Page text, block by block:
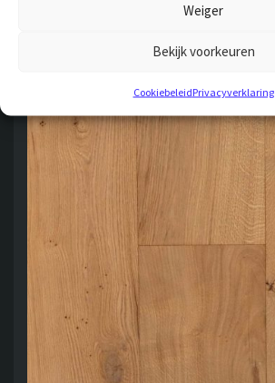
Weiger
Bekijk voorkeuren
CookiebeleidPrivacyverklaring